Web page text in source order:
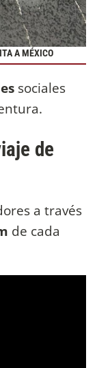
A MÉXICO
sociales
de
a través
de cada